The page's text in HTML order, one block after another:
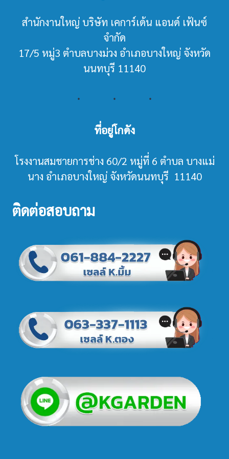
สำนักงานใหญ่ บริษัท เคการ์เด้น แอนด์ เฟ้นซ์
จำกัด
17/5 หมู่3 ตำบลบางม่วง อำเภอบางใหญ่ จังหวัด
นนทบุรี 11140
ที่อยู่โกดัง
โรงงานสมชายการช่าง 60/2 หมู่ที่ 6 ตำบล บางแม่
นาง อำเภอบางใหญ่ จังหวัดนนทบุรี 11140
ติดต่อสอบถาม